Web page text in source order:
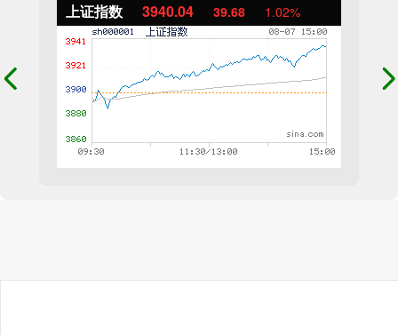
上证指数 3940.04 39.68 1.02%